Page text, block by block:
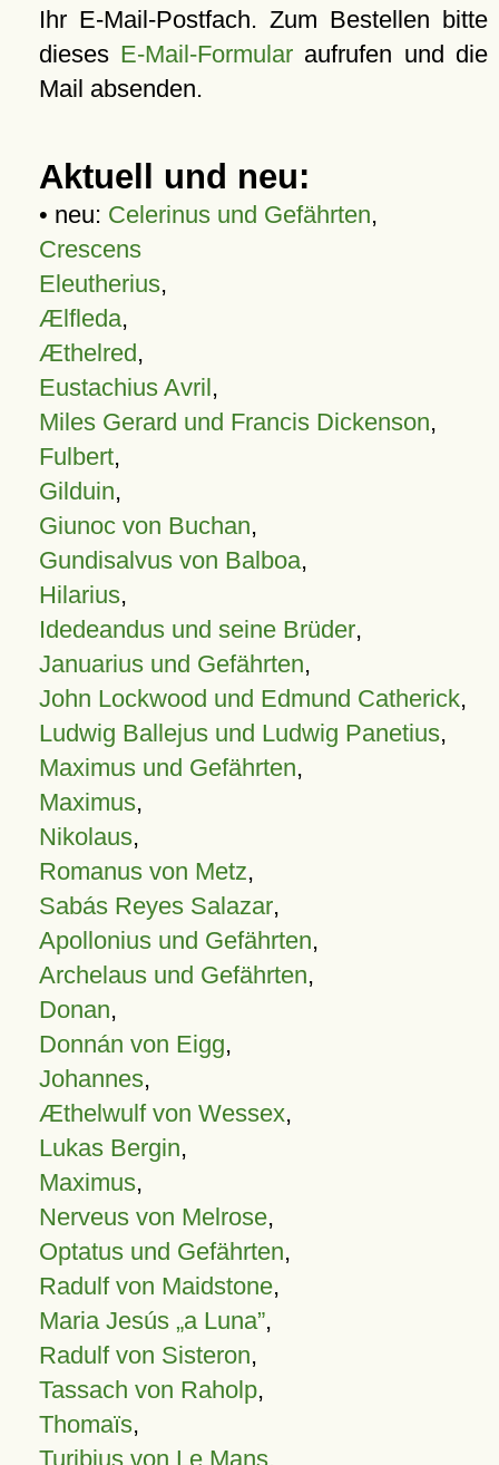
Ihr E-Mail-Postfach. Zum Bestellen bitte
dieses E-Mail-Formular aufrufen und die
Mail absenden.
Aktuell und neu:
• neu: Celerinus und Gefährten,
Crescens
Eleutherius,
Ælfleda,
Æthelred,
Eustachius Avril,
Miles Gerard und Francis Dickenson,
Fulbert,
Gilduin,
Giunoc von Buchan,
Gundisalvus von Balboa,
Hilarius,
Idedeandus und seine Brüder,
Januarius und Gefährten,
John Lockwood und Edmund Catherick,
Ludwig Ballejus und Ludwig Panetius,
Maximus und Gefährten,
Maximus,
Nikolaus,
Romanus von Metz,
Sabás Reyes Salazar,
Apollonius und Gefährten,
Archelaus und Gefährten,
Donan,
Donnán von Eigg,
Johannes,
Æthelwulf von Wessex,
Lukas Bergin,
Maximus,
Nerveus von Melrose,
Optatus und Gefährten,
Radulf von Maidstone,
Maria Jesús „a Luna”,
Radulf von Sisteron,
Tassach von Raholp,
Thomaïs,
Turibius von Le Mans,